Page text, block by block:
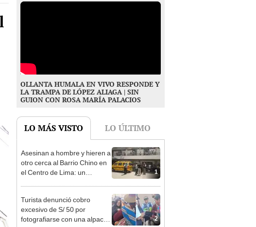
OLLANTA HUMALA EN VIVO RESPONDE Y
LA TRAMPA DE LÓPEZ ALIAGA | SIN
GUION CON ROSA MARÍA PALACIOS
LO MÁS VISTO LO ÚLTIMO
1
Asesinan a hombre y hieren a
otro cerca al Barrio Chino en
el Centro de Lima: un
2
Turista denunció cobro
excesivo de S/ 50 por
fotografiarse con una alpaca